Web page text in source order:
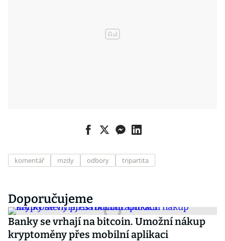
komentář mzdy odbory tripartita
Doporučujeme
Banky se vrhají na bitcoin. Umožní nákup
kryptoměny přes mobilní aplikaci